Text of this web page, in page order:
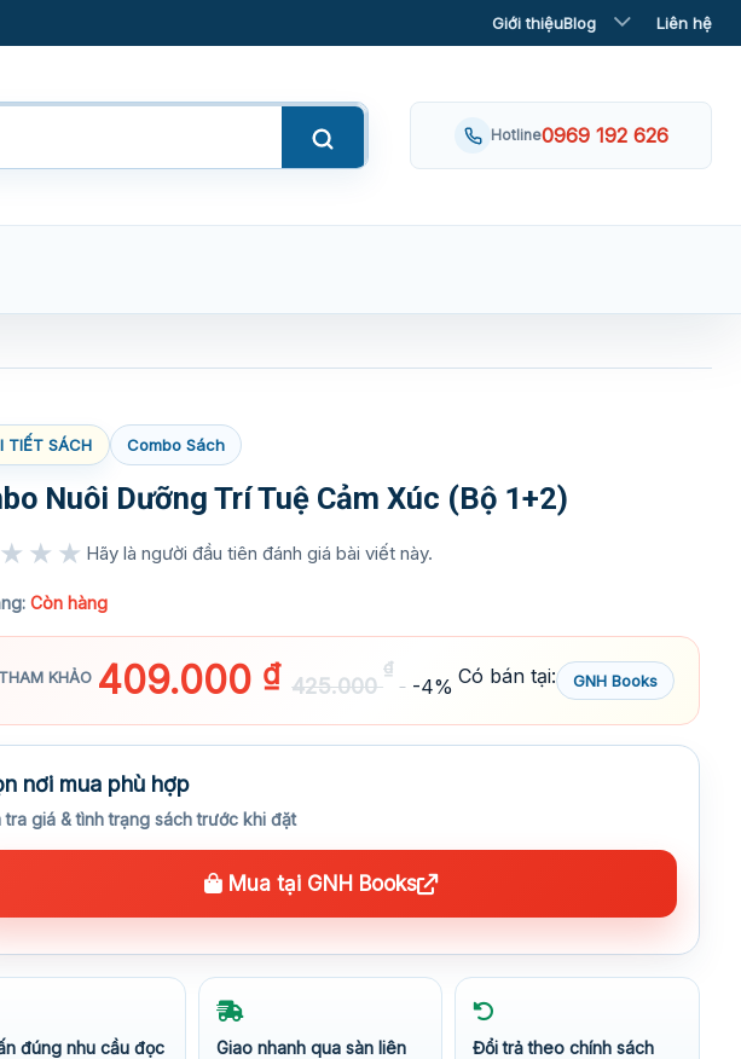
Giới thiệuBlog Liên hệ
Hotline0969 192 626
TIẾT SÁCH Combo Sách
Nuôi Dưỡng Trí Tuệ Cảm Xúc (Bộ 1+2)
Hãy là người đầu tiên đánh giá bài viết này.
Còn hàng
KHẢO 409.000 ₫ 425.000
₫
-4% Có bán tại: GNH Books
nơi mua phù hợp
tra giá & tình trạng sách trước khi đặt
Mua tại GNH Books
đúng nhu cầu đọc
Giao nhanh qua sàn liên
Đổi trả theo chính sách